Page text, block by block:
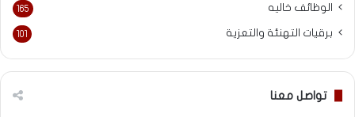
الوظائف خاليه 165
برقيات التهنئة والتعزية 101
تواصل معنا